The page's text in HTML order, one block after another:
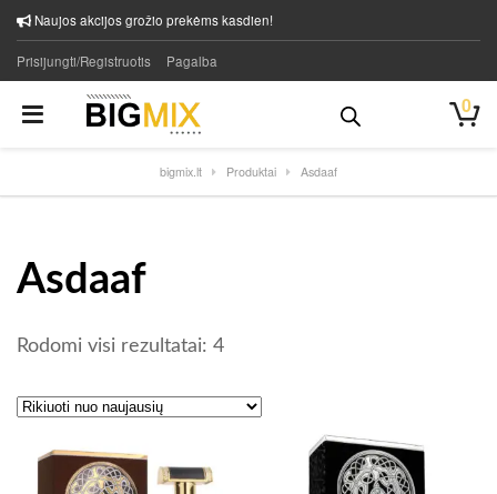
Naujos akcijos grožio prekėms kasdien!
Prisijungti/Registruotis Pagalba
0
bigmix.lt Produktai Asdaaf
Asdaaf
Rodomi visi rezultatai: 4Rūšiuojama pagal naujausią